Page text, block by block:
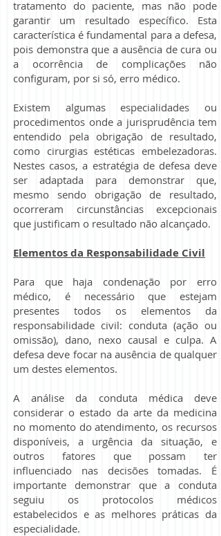
tratamento do paciente, mas não pode
garantir um resultado específico. Esta
característica é fundamental para a defesa,
pois demonstra que a ausência de cura ou
a ocorrência de complicações não
configuram, por si só, erro médico.
Existem algumas especialidades ou
procedimentos onde a jurisprudência tem
entendido pela obrigação de resultado,
como cirurgias estéticas embelezadoras.
Nestes casos, a estratégia de defesa deve
ser adaptada para demonstrar que,
mesmo sendo obrigação de resultado,
ocorreram circunstâncias excepcionais
que justificam o resultado não alcançado.
Elementos da Responsabilidade Civil
Para que haja condenação por erro
médico, é necessário que estejam
presentes todos os elementos da
responsabilidade civil: conduta (ação ou
omissão), dano, nexo causal e culpa. A
defesa deve focar na ausência de qualquer
um destes elementos.
A análise da conduta médica deve
considerar o estado da arte da medicina
no momento do atendimento, os recursos
disponíveis, a urgência da situação, e
outros fatores que possam ter
influenciado nas decisões tomadas. É
importante demonstrar que a conduta
seguiu os protocolos médicos
estabelecidos e as melhores práticas da
especialidade.